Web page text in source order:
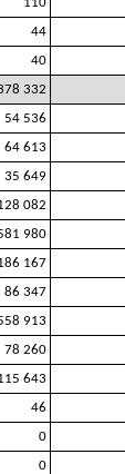
44
40
332
54 536
64 613
35 649
082
980
167
86 347
913
78 260
643
46
0
0